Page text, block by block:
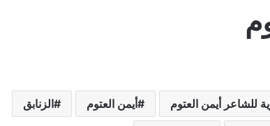
أيمن العتوم الزنابق